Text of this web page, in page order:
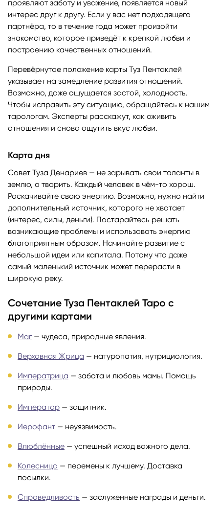
проявляют заботу и уважение, появляется новый
интерес друг к другу. Если у вас нет подходящего
партнёра, то в течение года может произойти
знакомство, которое приведёт к крепкой любви и
построению качественных отношений.
Перевёрнутое положение карты Туз Пентаклей
указывает на замедление развития отношений.
Возможно, даже ощущается застой, холодность.
Чтобы исправить эту ситуацию, обращайтесь к нашим
тарологам. Эксперты расскажут, как оживить
отношения и снова ощутить вкус любви.
Карта дня
Совет Туза Денариев — не зарывать свои таланты в
землю, а творить. Каждый человек в чём-то хорош.
Раскачивайте свою энергию. Возможно, нужно найти
дополнительный источник, которого не хватает
(интерес, силы, деньги). Постарайтесь решать
возникающие проблемы и использовать энергию
благоприятным образом. Начинайте развитие с
небольшой идеи или капитала. Потому что даже
самый маленький источник может перерасти в
широкую реку.
Сочетание Туза Пентаклей Таро с
другими картами
Маг— чудеса, природные явления.
Верховная Жрица — натуропатия, нутрициология.
Императрица — забота и любовь мамы. Помощь
природы.
Император — защитник.
Иерофант — неуязвимость.
Влюблённые — успешный исход важного дела.
Колесница — перемены к лучшему. Доставка
посылки.
Справедливость — заслуженные награды и деньги.